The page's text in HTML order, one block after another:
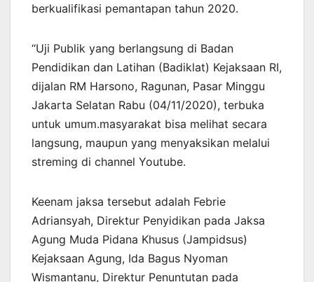
berkualifikasi pemantapan tahun 2020.
“Uji Publik yang berlangsung di Badan
Pendidikan dan Latihan (Badiklat) Kejaksaan RI,
dijalan RM Harsono, Ragunan, Pasar Minggu
Jakarta Selatan Rabu (04/11/2020), terbuka
untuk umum.masyarakat bisa melihat secara
langsung, maupun yang menyaksikan melalui
streming di channel Youtube.
Keenam jaksa tersebut adalah Febrie
Adriansyah, Direktur Penyidikan pada Jaksa
Agung Muda Pidana Khusus (Jampidsus)
Kejaksaan Agung, Ida Bagus Nyoman
Wismantanu, Direktur Penuntutan pada